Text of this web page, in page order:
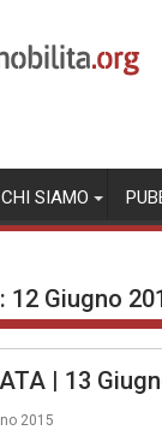
CHI SIAMO
12 Giugno
| 13
2015